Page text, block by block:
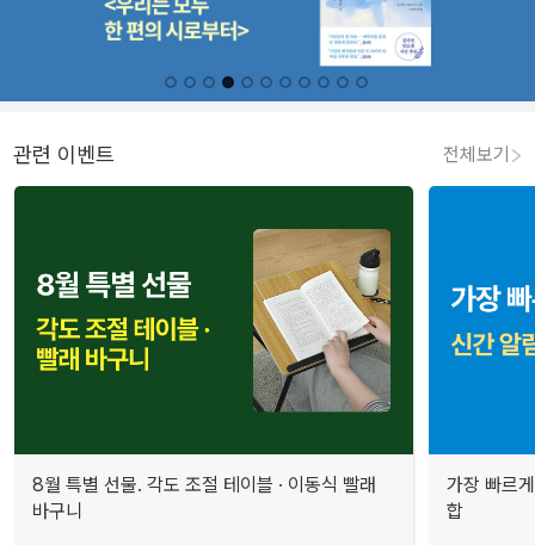
관련 이벤트 전체보기
8월 특별 선물. 각도 조절 테이블 · 이동식 빨래
바구니
가장 빠르
합